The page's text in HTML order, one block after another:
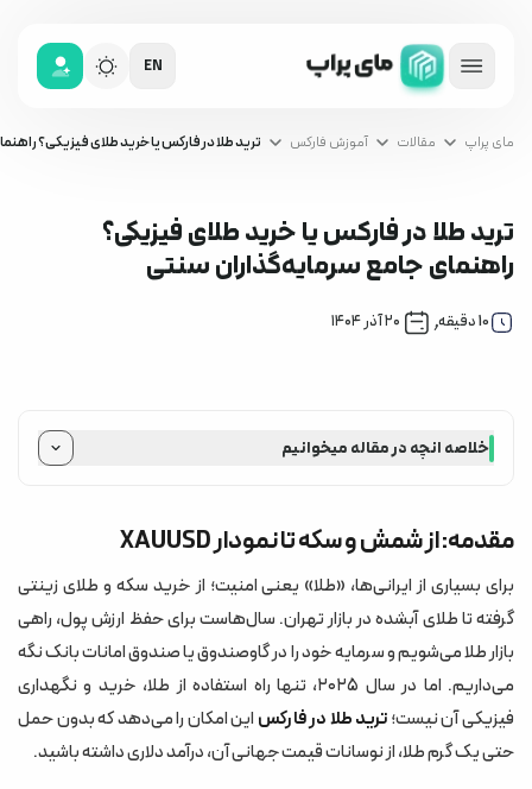
EN
مای پراپ مقالات آموزش فارکس ترید طلا در فارکس یا خرید طلای فیزیکی؟
ترید طلا در فارکس یا خرید طلای فیزیکی؟
راهنمای جامع سرمایه‌گذاران سنتی
10دقیقه, ۲۰ آذر ۱۴۰۴
آموزش فارکس
خلاصه انچه در مقاله میخوانیم
تفاوت طلای آبشده و فارکس؛ از مغازه زرگری تا پلتفرم معاملاتی
۱. سود از هر دو جهت بازار (صعود و نزول)
۲. حذف اجرت، حباب و هزینه‌های پنهان
۳. استفاده از اهرم با مدیریت ریسک
مقدمه: از شمش و سکه تا نمودار XAUUSD
برای بسیاری از ایرانی‌ها، «طلا» یعنی امنیت؛ از خرید سکه و طلای زینتی
گرفته تا طلای آبشده در بازار تهران. سال‌هاست برای حفظ ارزش پول، راهی
بازار طلا می‌شویم و سرمایه خود را در گاوصندوق یا صندوق امانات بانک نگه
می‌داریم. اما در سال ۲۰۲۵، تنها راه استفاده از طلا، خرید و نگهداری
فیزیکی آن نیست؛ترید طلا در فارکس این امکان را می‌دهد که بدون حمل
حتی یک گرم طلا، از نوسانات قیمت جهانی آن، درآمد دلاری داشته باشید.